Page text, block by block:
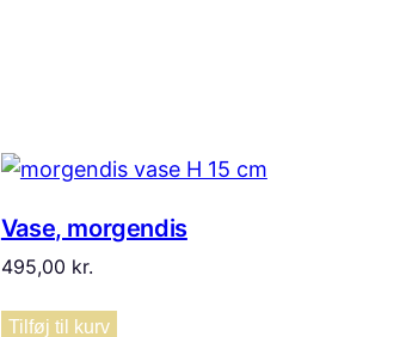
Vase, morgendis
495,00 kr.
Tilføj til kurv